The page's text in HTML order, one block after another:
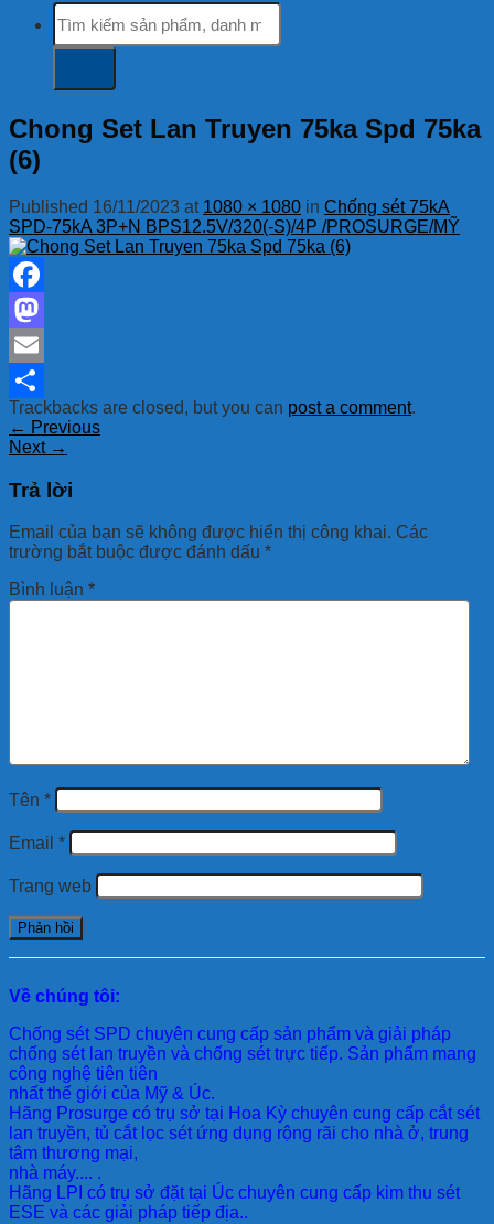
Tìm
kiếm:
Chong Set Lan Truyen 75ka Spd 75ka
(6)
Published 16/11/2023 at 1080 × 1080 in Chống sét 75kA
SPD-75kA 3P+N BPS12.5V/320(-S)/4P /PROSURGE/MỸ
Facebook
Mastodon
Email
Share
Trackbacks are closed, but you can post a comment.
← Previous
Next →
Trả lời
Email của bạn sẽ không được hiển thị công khai. Các
trường bắt buộc được đánh dấu *
Bình luận *
Tên *
Email *
Trang web
Về chúng tôi:
Chống sét SPD chuyên cung cấp sản phẩm và giải pháp
chống sét lan truyền và chống sét trực tiếp. Sản phẩm mang
công nghệ tiên tiên
nhất thế giới của Mỹ & Úc.
Hãng Prosurge có trụ sở tại Hoa Kỳ chuyên cung cấp cắt sét
lan truyền, tủ cắt lọc sét ứng dụng rộng rãi cho nhà ở, trung
tâm thương mại,
nhà máy.... .
Hãng LPI có trụ sở đặt tại Úc chuyên cung cấp kim thu sét
ESE và các giải pháp tiếp địa..